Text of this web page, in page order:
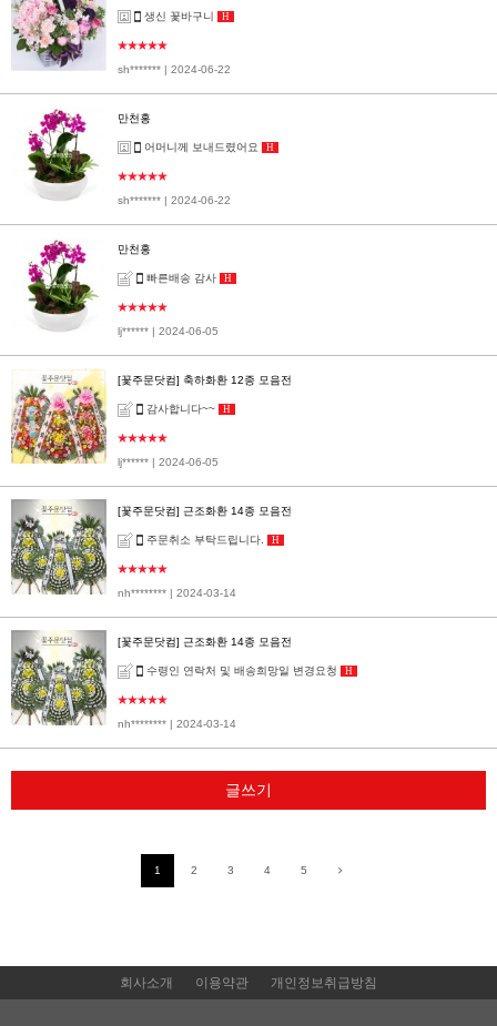
생신 꽃바구니 H
★★★★★
sh******* | 2024-06-22
만천홍
어머니께 보내드렸어요 H
★★★★★
sh******* | 2024-06-22
만천홍
빠른배송 감사 H
★★★★★
lj****** | 2024-06-05
[꽃주문닷컴] 축하화환 12종 모음전
감사합니다~~ H
★★★★★
lj****** | 2024-06-05
[꽃주문닷컴] 근조화환 14종 모음전
주문취소 부탁드립니다. H
★★★★★
nh******** | 2024-03-14
[꽃주문닷컴] 근조화환 14종 모음전
수령인 연락처 및 배송희망일 변경요청 H
★★★★★
nh******** | 2024-03-14
글쓰기
1 2 3 4 5
회사소개 이용약관 개인정보취급방침